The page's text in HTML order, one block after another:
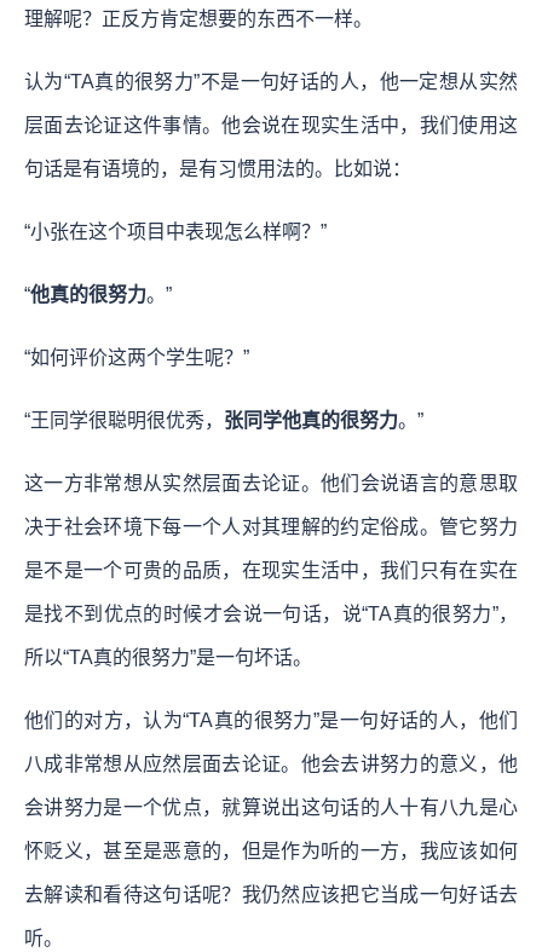
理解呢？正反方肯定想要的东西不一样。
认为“TA真的很努力”不是一句好话的人，他一定想从实然
层面去论证这件事情。他会说在现实生活中，我们使用这
句话是有语境的，是有习惯用法的。比如说：
“小张在这个项目中表现怎么样啊？”
“他真的很努力。”
“如何评价这两个学生呢？”
“王同学很聪明很优秀， 张同学他真的很努力。”
这一方非常想从实然层面去论证。他们会说语言的意思取
决于社会环境下每一个人对其理解的约定俗成。管它努力
是不是一个可贵的品质，在现实生活中，我们只有在实在
是找不到优点的时候才会说一句话，说“TA真的很努力”，
所以“TA真的很努力”是一句坏话。
他们的对方，认为“TA真的很努力”是一句好话的人，他们
八成非常想从应然层面去论证。他会去讲努力的意义，他
会讲努力是一个优点，就算说出这句话的人十有八九是心
怀贬义，甚至是恶意的，但是作为听的一方，我应该如何
去解读和看待这句话呢？我仍然应该把它当成一句好话去
听。